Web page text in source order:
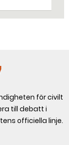
för civilt
till debatt i
officiella linje.